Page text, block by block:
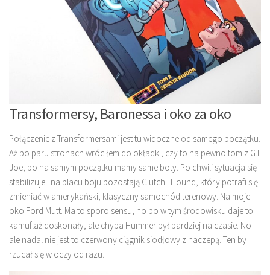
Transformersy, Baronessa i oko za oko
Połączenie z Transformersami jest tu widoczne od samego początku.
Aż po paru stronach wróciłem do okładki, czy to na pewno tom z G.I.
Joe, bo na samym początku mamy same boty. Po chwili sytuacja się
stabilizuje i na placu boju pozostają Clutch i Hound, który potrafi się
zmieniać w amerykański, klasyczny samochód terenowy. Na moje
oko Ford Mutt. Ma to sporo sensu, no bo w tym środowisku daje to
kamuflaż doskonały, ale chyba Hummer był bardziej na czasie. No
ale nadal nie jest to czerwony ciągnik siodłowy z naczepą. Ten by
rzucał się w oczy od razu.